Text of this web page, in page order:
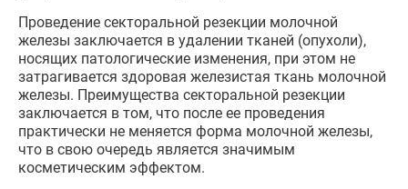
Проведение секторальной резекции молочной
железы заключается в удалении тканей (опухоли),
носящих патологические изменения, при этом не
затрагивается здоровая железистая ткань молочной
железы. Преимущества секторальной резекции
заключается в том, что после ее проведения
практически не меняется форма молочной железы,
что в свою очередь является значимым
косметическим эффектом.